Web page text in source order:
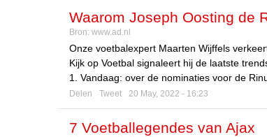
Waarom Joseph Oosting de
Bron: www.ad.nl
Onze voetbalexpert Maarten Wijffels
Kijk op Voetbal signaleert hij de laatste
1. Vandaag: over de nominaties voor de
Delen Tweet 20 May, 2022 - 16:23
7 Voetballegendes van Ajax